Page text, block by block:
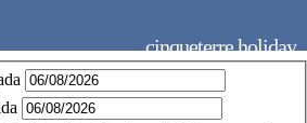
cinqueterre.holiday